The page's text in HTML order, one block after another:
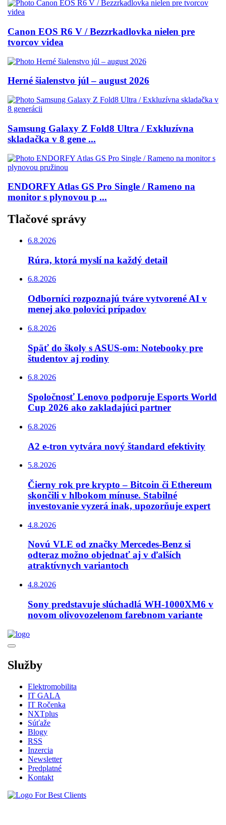
Canon EOS R6 V / Bezzrkadlovka nielen pre
tvorcov videa
Herné šialenstvo júl – august 2026
Samsung Galaxy Z Fold8 Ultra / Exkluzívna
skladačka v 8 gene ...
ENDORFY Atlas GS Pro Single / Rameno na
monitor s plynovou p ...
Tlačové správy
6.8.2026
Rúra, ktorá myslí na každý detail
6.8.2026
Odborníci rozpoznajú tváre vytvorené AI v
menej ako polovici prípadov
6.8.2026
Späť do školy s ASUS-om: Notebooky pre
študentov aj rodiny
6.8.2026
Spoločnosť Lenovo podporuje Esports World
Cup 2026 ako zakladajúci partner
6.8.2026
A2 e-tron vytvára nový štandard efektivity
5.8.2026
Čierny rok pre krypto – Bitcoin či Ethereum
skončili v hlbokom mínuse. Stabilné
investovanie vyzerá inak, upozorňuje expert
4.8.2026
Novú VLE od značky Mercedes-Benz si
odteraz možno objednať aj v ďalších
atraktívnych variantoch
4.8.2026
Sony predstavuje slúchadlá WH-1000XM6 v
novom olivovozelenom farebnom variante
Služby
Elektromobilita
IT GALA
IT Ročenka
NXTplus
Súťaže
Blogy
RSS
Inzercia
Newsletter
Predplatné
Kontakt